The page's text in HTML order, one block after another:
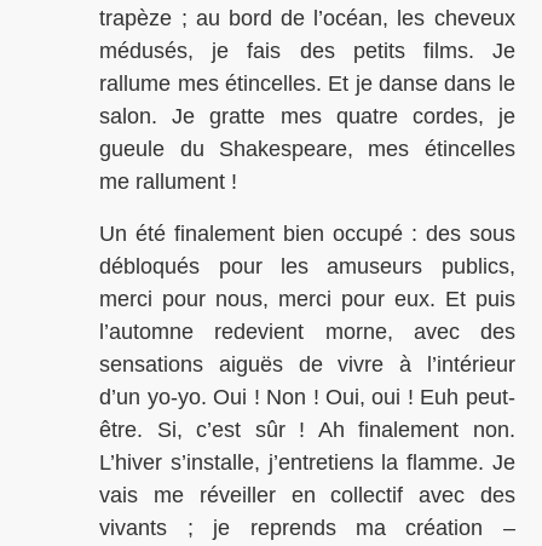
trapèze ; au bord de l’océan, les cheveux
médusés, je fais des petits films. Je
rallume mes étincelles. Et je danse dans le
salon. Je gratte mes quatre cordes, je
gueule du Shakespeare, mes étincelles
me rallument !
Un été finalement bien occupé : des sous
débloqués pour les amuseurs publics,
merci pour nous, merci pour eux. Et puis
l’automne redevient morne, avec des
sensations aiguës de vivre à l’intérieur
d’un yo-yo. Oui ! Non ! Oui, oui ! Euh peut-
être. Si, c’est sûr ! Ah finalement non.
L’hiver s’installe, j’entretiens la flamme. Je
vais me réveiller en collectif avec des
vivants ; je reprends ma création –